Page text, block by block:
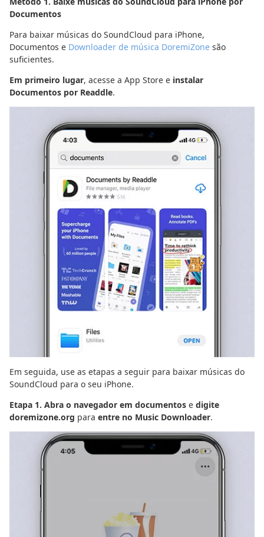
Documentos
Para baixar músicas do SoundCloud para iPhone,
Documentos e Downloader de música DoremiZone são
suficientes.
Em primeiro lugar, acesse a App Store e instalar
Documentos por Readdle.
Em seguida, use as etapas a seguir para baixar músicas do
SoundCloud para o seu iPhone.
Etapa 1. Abra o navegador em documentos e digite
doremizone.org para entre no Music Downloader.